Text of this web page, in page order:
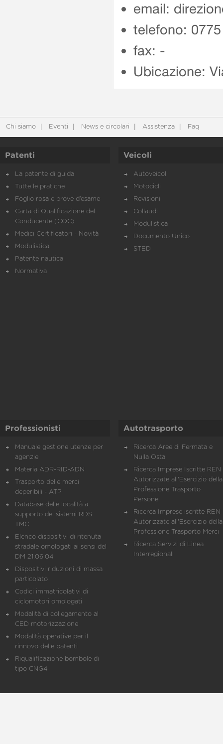
email:
telefono:
fax: -
Ubicazione:
Chi siamo Eventi News e circolari Assistenza Faq
Patenti
La patente di guida
Tutte le pratiche
Foglio rosa e prove d’esame
Carta di Qualificazione del
Conducente (CQC)
Medici Certificatori - Novità
Modulistica
Patente nautica
Normativa
Veicoli
Autoveicoli
Motocicli
Revisioni
Collaudi
Modulistica
Documento Unico
STED
Professionisti
Manuale gestione utenze per
agenzie
Materia ADR-RID-ADN
Trasporto delle merci
deperibili - ATP
Database delle località a
supporto dei sistemi RDS
TMC
Elenco dispositivi di ritenuta
stradale omologati ai sensi del
DM 21.06.04
Dispositivi riduzioni di massa
particolato
Codici immatricolativi di
ciclomotori omologati
Modalità di collegamento al
CED motorizzazione
Modalità operative per il
rinnovo delle patenti
Riqualificazione bombole di
tipo CNG4
Autotrasporto
Ricerca Aree di Fermata e
Nulla Osta
Ricerca Imprese Iscritte REN
Autorizzate all'Esercizio della
Professione Trasporto
Persone
Ricerca Imprese iscritte REN
Autorizzate all'Esercizio della
Professione Trasporto Merci
Ricerca Servizi di Linea
Interregionali